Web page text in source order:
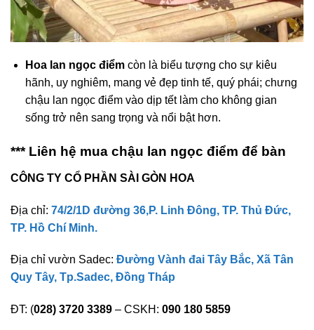
Hoa lan ngọc điểmcòn là biểu tượng cho sự kiêu
hãnh, uy nghiêm, mang vẻ đẹp tinh tế, quý phái; chưng
chậu lan ngọc điểm vào dịp tết làm cho không gian
sống trở nên sang trọng và nổi bật hơn.
*** Liên hệ mua chậu lan ngọc điểm để bàn
CÔNG TY CỔ PHẦN SÀI GÒN HOA
Địa chỉ: 74/2/1D đường 36,P. Linh Đông, TP. Thủ Đức,
TP. Hồ Chí Minh.
Địa chỉ vườn Sadec: Đường Vành đai Tây Bắc, Xã Tân
Quy Tây, Tp.Sadec, Đồng Tháp
ĐT: (028) 3720 3389 – CSKH: 090 180 5859